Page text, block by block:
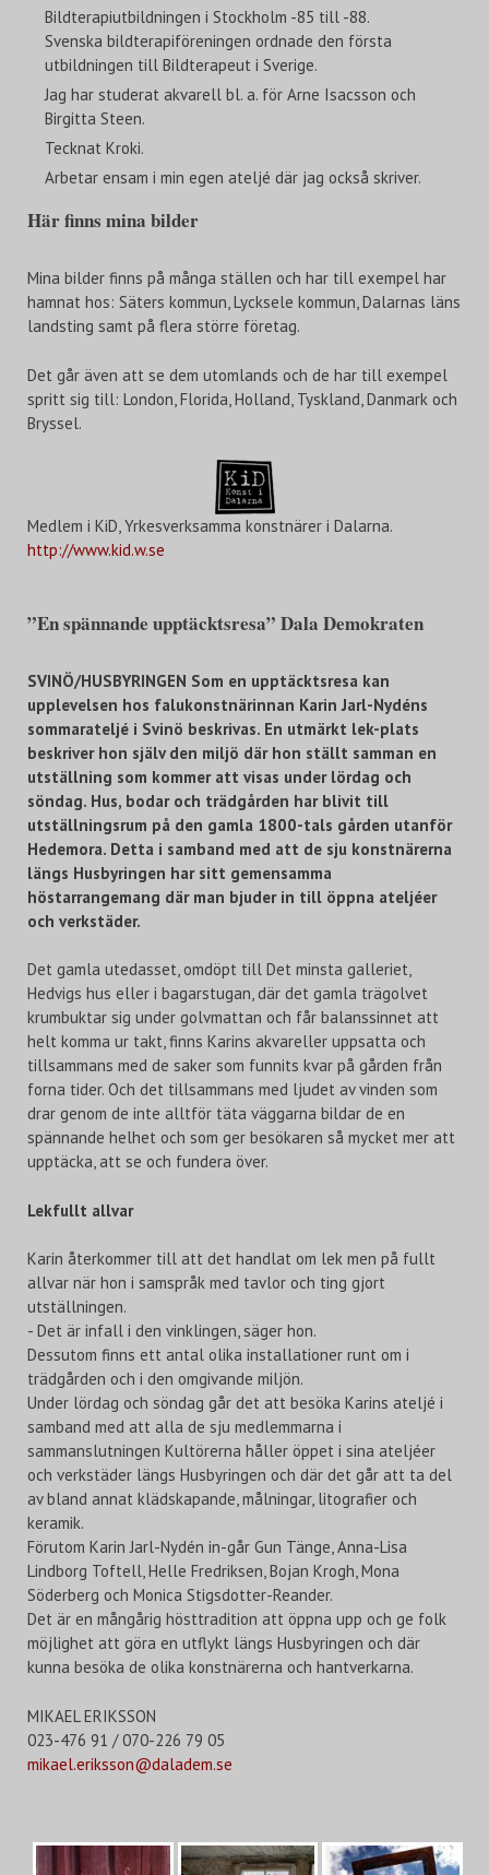
Bildterapiutbildningen i Stockholm -85 till -88.
Svenska bildterapiföreningen ordnade den första
utbildningen till Bildterapeut i Sverige.
Jag har studerat akvarell bl. a. för Arne Isacsson och
Birgitta Steen.
Tecknat Kroki.
Arbetar ensam i min egen ateljé där jag också skriver.
Här finns mina bilder
Mina bilder finns på många ställen och har till exempel har
hamnat hos: Säters kommun, Lycksele kommun, Dalarnas läns
landsting samt på flera större företag.
Det går även att se dem utomlands och de har till exempel
spritt sig till: London, Florida, Holland, Tyskland, Danmark och
Bryssel.
Medlem i KiD, Yrkesverksamma konstnärer i Dalarna.
http://www.kid.w.se
”En spännande upptäcktsresa” Dala Demokraten
SVINÖ/HUSBYRINGEN Som en upptäcktsresa kan
upplevelsen hos falukonstnärinnan Karin Jarl-Nydéns
sommarateljé i Svinö beskrivas. En utmärkt lek-plats
beskriver hon själv den miljö där hon ställt samman en
utställning som kommer att visas under lördag och
söndag. Hus, bodar och trädgården har blivit till
utställningsrum på den gamla 1800-tals gården utanför
Hedemora. Detta i samband med att de sju konstnärerna
längs Husbyringen har sitt gemensamma
höstarrangemang där man bjuder in till öppna ateljéer
och verkstäder.
Det gamla utedasset, omdöpt till Det minsta galleriet,
Hedvigs hus eller i bagarstugan, där det gamla trägolvet
krumbuktar sig under golvmattan och får balanssinnet att
helt komma ur takt, finns Karins akvareller uppsatta och
tillsammans med de saker som funnits kvar på gården från
forna tider. Och det tillsammans med ljudet av vinden som
drar genom de inte alltför täta väggarna bildar de en
spännande helhet och som ger besökaren så mycket mer att
upptäcka, att se och fundera över.
Lekfullt allvar
Karin återkommer till att det handlat om lek men på fullt
allvar när hon i samspråk med tavlor och ting gjort
utställningen.
- Det är infall i den vinklingen, säger hon.
Dessutom finns ett antal olika installationer runt om i
trädgården och i den omgivande miljön.
Under lördag och söndag går det att besöka Karins ateljé i
samband med att alla de sju medlemmarna i
sammanslutningen Kultörerna håller öppet i sina ateljéer
och verkstäder längs Husbyringen och där det går att ta del
av bland annat klädskapande, målningar, litografier och
keramik.
Förutom Karin Jarl-Nydén in-går Gun Tänge, Anna-Lisa
Lindborg Toftell, Helle Fredriksen, Bojan Krogh, Mona
Söderberg och Monica Stigsdotter-Reander.
Det är en mångårig hösttradition att öppna upp och ge folk
möjlighet att göra en utflykt längs Husbyringen och där
kunna besöka de olika konstnärerna och hantverkarna.
MIKAEL ERIKSSON
023-476 91 / 070-226 79 05
mikael.eriksson@daladem.se